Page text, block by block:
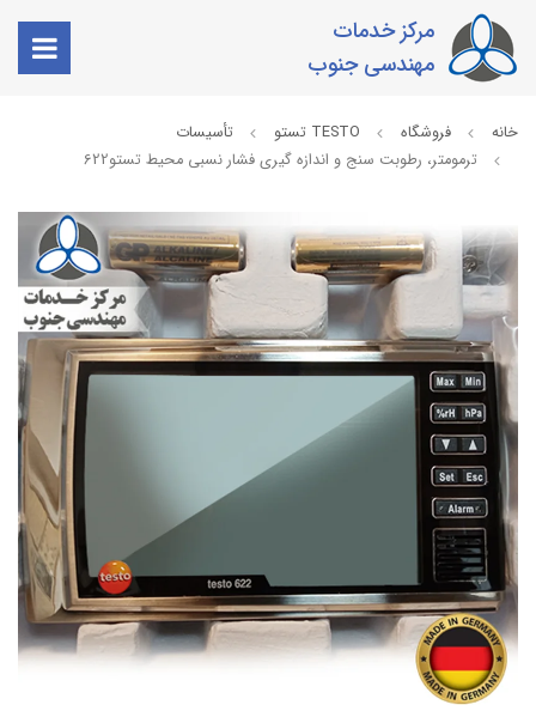
مرکز خدمات
مهندسی جنوب
خانه فروشگاه TESTO تستو
تأسیسات
ترمومتر، رطوبت سنج و اندازه گیری فشار نسبی محیط تستو622